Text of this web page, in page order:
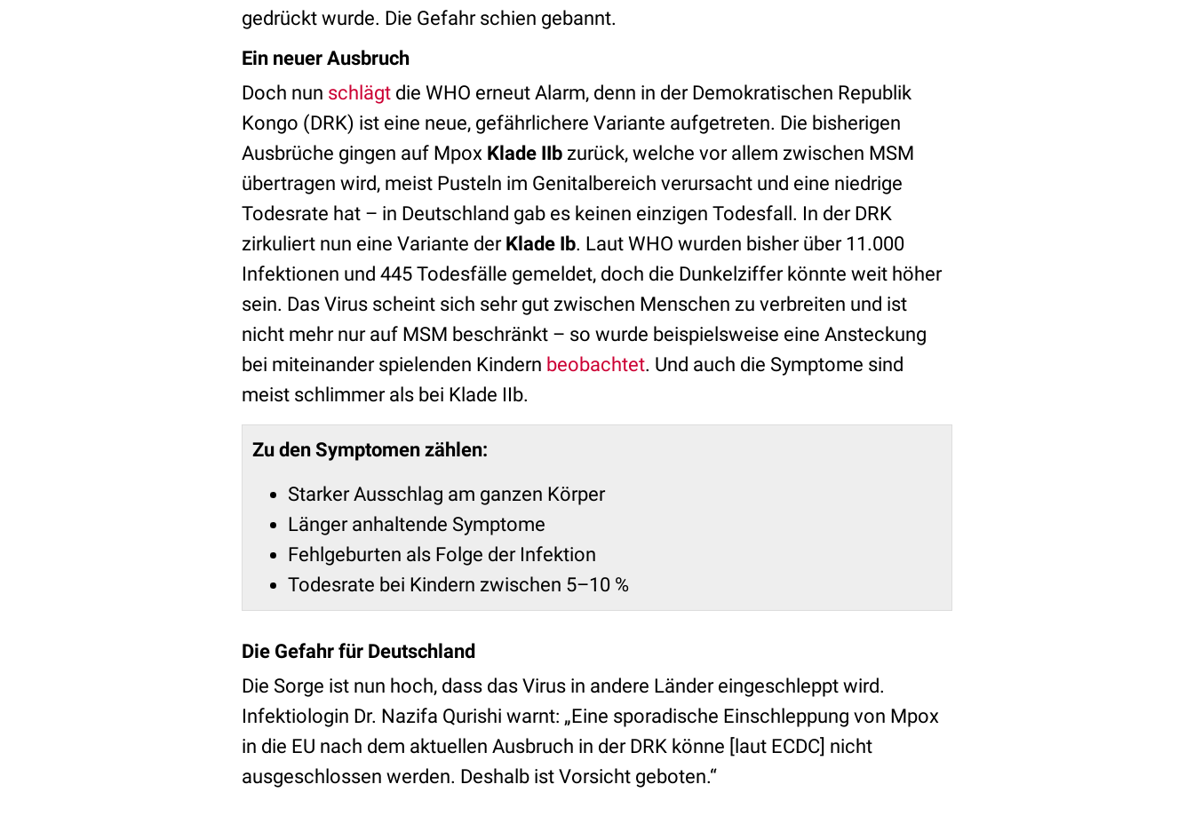
gedrückt wurde. Die Gefahr schien gebannt.
Ein neuer Ausbruch
Doch nun schlägt die WHO erneut Alarm, denn in der Demokratischen Republik
Kongo (DRK) ist eine neue, gefährlichere Variante aufgetreten. Die bisherigen
Ausbrüche gingen auf Mpox Klade IIb zurück, welche vor allem zwischen MSM
übertragen wird, meist Pusteln im Genitalbereich verursacht und eine niedrige
Todesrate hat – in Deutschland gab es keinen einzigen Todesfall. In der DRK
zirkuliert nun eine Variante der Klade Ib. Laut WHO wurden bisher über 11.000
Infektionen und 445 Todesfälle gemeldet, doch die Dunkelziffer könnte weit höher
sein. Das Virus scheint sich sehr gut zwischen Menschen zu verbreiten und ist
nicht mehr nur auf MSM beschränkt – so wurde beispielsweise eine Ansteckung
bei miteinander spielenden Kindern beobachtet. Und auch die Symptome sind
meist schlimmer als bei Klade IIb.
Zu den Symptomen zählen:
Starker Ausschlag am ganzen Körper
Länger anhaltende Symptome
Fehlgeburten als Folge der Infektion
Todesrate bei Kindern zwischen 5–10 %
Die Gefahr für Deutschland
Die Sorge ist nun hoch, dass das Virus in andere Länder eingeschleppt wird.
Infektiologin Dr. Nazifa Qurishi warnt: „Eine sporadische Einschleppung von Mpox
in die EU nach dem aktuellen Ausbruch in der DRK könne [laut ECDC] nicht
ausgeschlossen werden. Deshalb ist Vorsicht geboten.“